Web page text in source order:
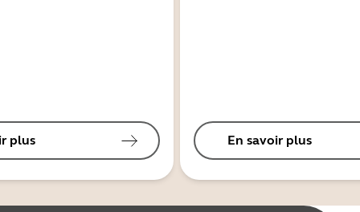
plus En savoir plus